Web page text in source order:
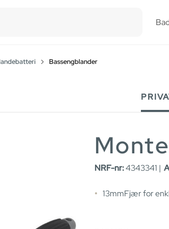
Bassengblander
NRF-nr:4343341 |
13mmFjær for